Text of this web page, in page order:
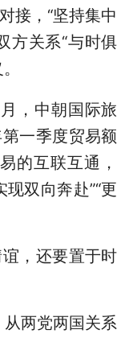
接，“坚持集中
方关系“与时俱
，中朝国际旅
一季度贸易额
的互联互通，
双向奔赴”“更
，还要置于时
从两党两国关系